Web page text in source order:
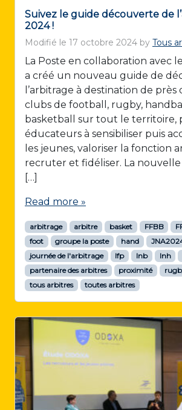
Suivez le guide découverte de
2024 !
Modifié le 17 octobre 2024 by Tous
La Poste en collaboration avec
a créé un nouveau guide de
l’arbitrage à destination de près
clubs de football, rugby,
basketball sur tout le territoire,
éducateurs à sensibiliser puis
les jeunes, valoriser la fonction
recruter et fidéliser. La
[…]
Read more »
arbitrage arbitre basket FFBB
foot
groupe la poste hand
journée de l'arbitrage
lfp lnb lnh
partenaire des arbitres
proximité
tous arbitres
toutes arbitres